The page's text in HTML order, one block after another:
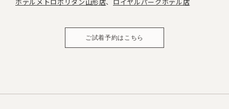
ご試着予約はこちら